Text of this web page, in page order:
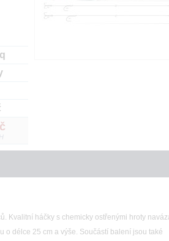
Kvalitní háčky s chemicky ostřenými hroty
o délce 25 cm a výše. Součástí balení jsou také